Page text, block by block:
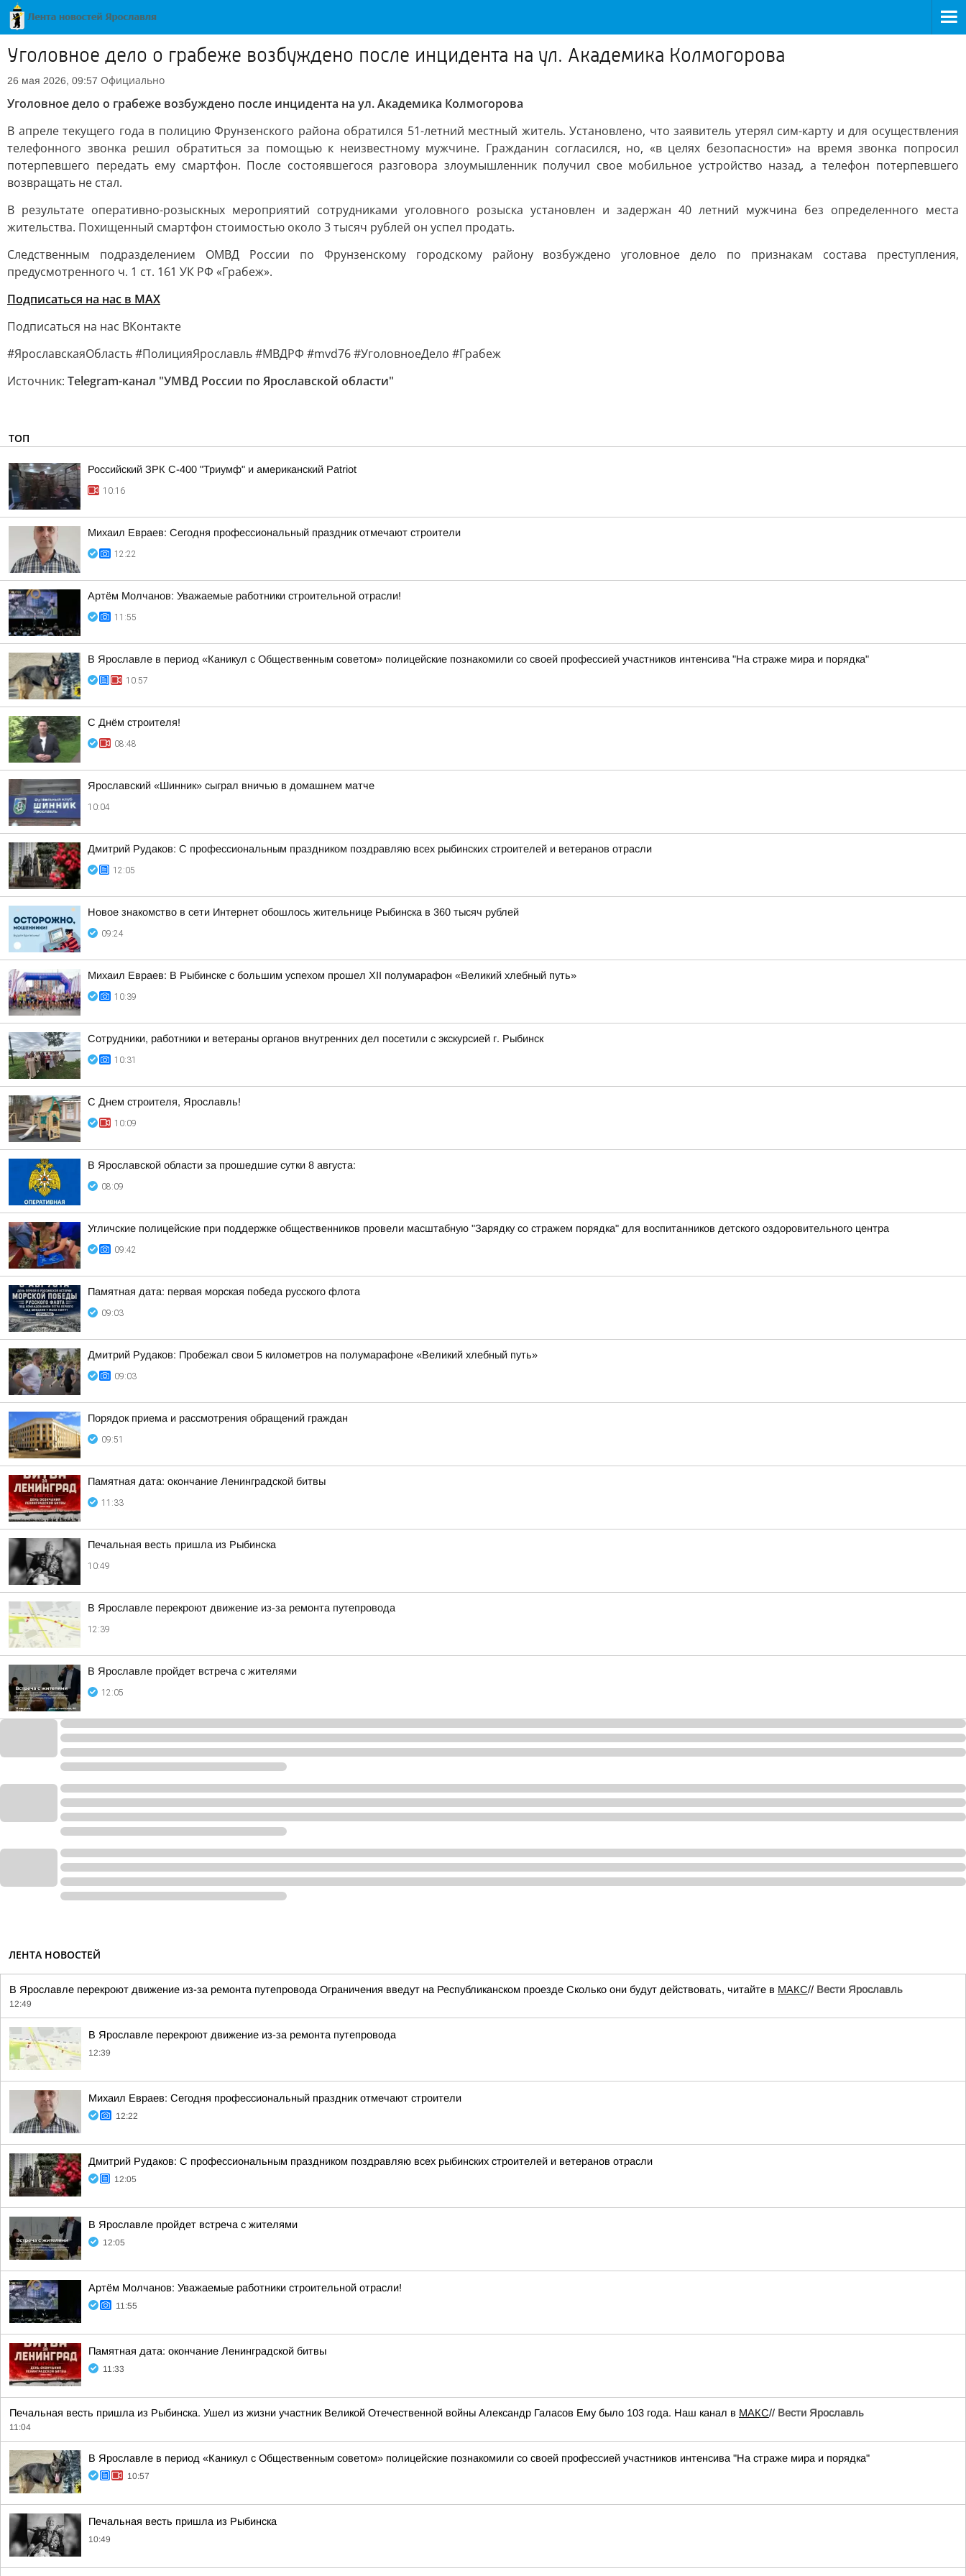
Уголовное дело о грабеже возбуждено после инцидента на ул. Академика Колмогорова
26 мая 2026, 09:57 Официально
Уголовное дело о грабеже возбуждено после инцидента на ул. Академика Колмогорова
В апреле текущего года в полицию Фрунзенского района обратился 51-летний местный житель. Установлено, что заявитель утерял сим-карту и для осуществления
телефонного звонка решил обратиться за помощью к неизвестному мужчине. Гражданин согласился, но, «в целях безопасности» на время звонка попросил
потерпевшего передать ему смартфон. После состоявшегося разговора злоумышленник получил свое мобильное устройство назад, а телефон потерпевшего
возвращать не стал.
В результате оперативно-розыскных мероприятий сотрудниками уголовного розыска установлен и задержан 40 летний мужчина без определенного места
жительства. Похищенный смартфон стоимостью около 3 тысяч рублей он успел продать.
Следственным подразделением ОМВД России по Фрунзенскому городскому району возбуждено уголовное дело по признакам состава преступления,
предусмотренного ч. 1 ст. 161 УК РФ «Грабеж».
Подписаться на нас в МАХ
Подписаться на нас ВКонтакте
#ЯрославскаяОбласть #ПолицияЯрославль #МВДРФ #mvd76 #УголовноеДело #Грабеж
Источник: Telegram-канал "УМВД России по Ярославской области"
ТОП
Российский ЗРК С-400 "Триумф" и американский Patriot
10:16
Михаил Евраев: Сегодня профессиональный праздник отмечают строители
12:22
Артём Молчанов: Уважаемые работники строительной отрасли!
11:55
В Ярославле в период «Каникул с Общественным советом» полицейские познакомили со своей профессией участников интенсива "На страже мира и порядка"
10:57
С Днём строителя!
08:48
Ярославский «Шинник» сыграл вничью в домашнем матче
10:04
Дмитрий Рудаков: С профессиональным праздником поздравляю всех рыбинских строителей и ветеранов отрасли
12:05
Новое знакомство в сети Интернет обошлось жительнице Рыбинска в 360 тысяч рублей
09:24
Михаил Евраев: В Рыбинске с большим успехом прошел XII полумарафон «Великий хлебный путь»
10:39
Сотрудники, работники и ветераны органов внутренних дел посетили с экскурсией г. Рыбинск
10:31
С Днем строителя, Ярославль!
10:09
В Ярославской области за прошедшие сутки 8 августа:
08:09
Угличские полицейские при поддержке общественников провели масштабную "Зарядку со стражем порядка" для воспитанников детского оздоровительного центра
09:42
Памятная дата: первая морская победа русского флота
09:03
Дмитрий Рудаков: Пробежал свои 5 километров на полумарафоне «Великий хлебный путь»
09:03
Порядок приема и рассмотрения обращений граждан
09:51
Памятная дата: окончание Ленинградской битвы
11:33
Печальная весть пришла из Рыбинска
10:49
В Ярославле перекроют движение из-за ремонта путепровода
12:39
В Ярославле пройдет встреча с жителями
12:05
ЛЕНТА НОВОСТЕЙ
В Ярославле перекроют движение из-за ремонта путепровода Ограничения введут на Республиканском проезде Сколько они будут действовать, читайте в МАКС// Вести Ярославль
12:49
В Ярославле перекроют движение из-за ремонта путепровода
12:39
Михаил Евраев: Сегодня профессиональный праздник отмечают строители
12:22
Дмитрий Рудаков: С профессиональным праздником поздравляю всех рыбинских строителей и ветеранов отрасли
12:05
В Ярославле пройдет встреча с жителями
12:05
Артём Молчанов: Уважаемые работники строительной отрасли!
11:55
Памятная дата: окончание Ленинградской битвы
11:33
Печальная весть пришла из Рыбинска. Ушел из жизни участник Великой Отечественной войны Александр Галасов Ему было 103 года. Наш канал в МАКС// Вести Ярославль
11:04
В Ярославле в период «Каникул с Общественным советом» полицейские познакомили со своей профессией участников интенсива "На страже мира и порядка"
10:57
Печальная весть пришла из Рыбинска
10:49